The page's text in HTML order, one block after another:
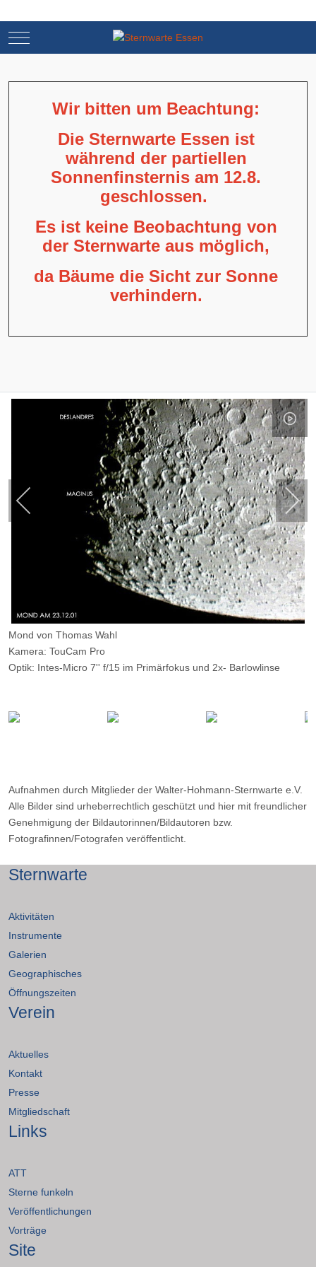
Mobile Menu Toggle
Wir bitten um Beachtung:
Die Sternwarte Essen ist
während der partiellen
Sonnenfinsternis am 12.8.
geschlossen.
Es ist keine Beobachtung von
der Sternwarte aus möglich,
da Bäume die Sicht zur Sonne
verhindern.
Mond von Thomas Wahl
Kamera: TouCam Pro
Optik: Intes-Micro 7'' f/15 im Primärfokus und 2x- Barlowlinse
Ort: ---
Aufnahmen durch Mitglieder der Walter-Hohmann-Sternwarte e.V.
Alle Bilder sind urheberrechtlich geschützt und hier mit freundlicher
Genehmigung der Bildautorinnen/Bildautoren bzw.
Fotografinnen/Fotografen veröffentlicht.
Sternwarte
Aktivitäten
Instrumente
Galerien
Geographisches
Öffnungszeiten
Verein
Aktuelles
Kontakt
Presse
Mitgliedschaft
Links
ATT
Sterne funkeln
Veröffentlichungen
Vorträge
Site